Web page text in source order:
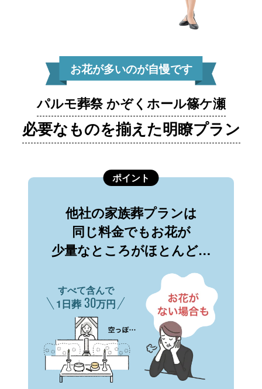
お花が多いのが自慢です
パルモ葬祭 かぞくホール篠ケ瀬
必要なものを揃えた明瞭プラン
ポイント
他社の家族葬プランは
同じ料金でもお花が
少量なところがほとんど…
すべて含んで
1日葬 30万円